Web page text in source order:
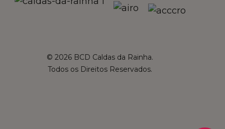
© 2026 BCD Caldas da Rainha.
Todos os Direitos Reservados.